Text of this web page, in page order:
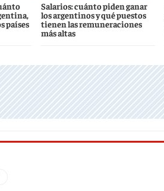
países
Salarios: cuánto piden ganar
los argentinos y qué puestos
tienen las remuneraciones
más altas